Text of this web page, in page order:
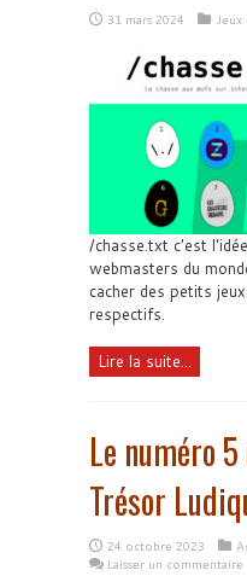
31 mars 2024 Jeux
/chasse.txt c'est
webmasters du
cacher des petits
respectifs.
Lire la suite...
Le numéro
Trésor
24 octobre 2023
Laisser un commentaire